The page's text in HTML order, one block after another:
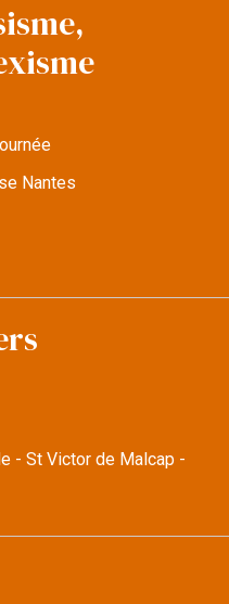
Nantes
- St Victor de Malcap -